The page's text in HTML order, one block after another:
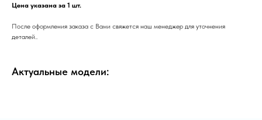
Цена указана за 1 шт.
После оформления заказа с Вами свяжется наш менеджер для уточнения
деталей..
Актуальные модели: